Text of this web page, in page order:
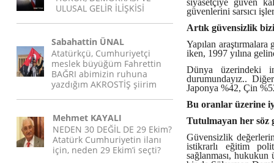
ULUSAL GELİR İLİŞKİSİ
Sabahattin ÜNAL
Atatürkçü, Cumhuriyetçi
meslek büyüğüm Fahrettin
BAĞRI abimizin ruhuna
yazdığım AKROSTİŞ şiirim
Mehmet KAYALI
NEDEN 30 DEĞİL DE 29 Ekim?
Atatürk Cumhuriyetin ilanı
için, neden 29 Ekim’i seçti?
siyasetçiye güven
güvenlerini sarsıcı
Artık güvensizlik
Yapılan
iken, 1997 yılına
Dünya üzerindeki
durumundayız..
Japonya %42, Çin
Bu oranlar üzerine
Tutulmayan her söz
Güvensizlik
istikrarlı eğitim
sağlanması,